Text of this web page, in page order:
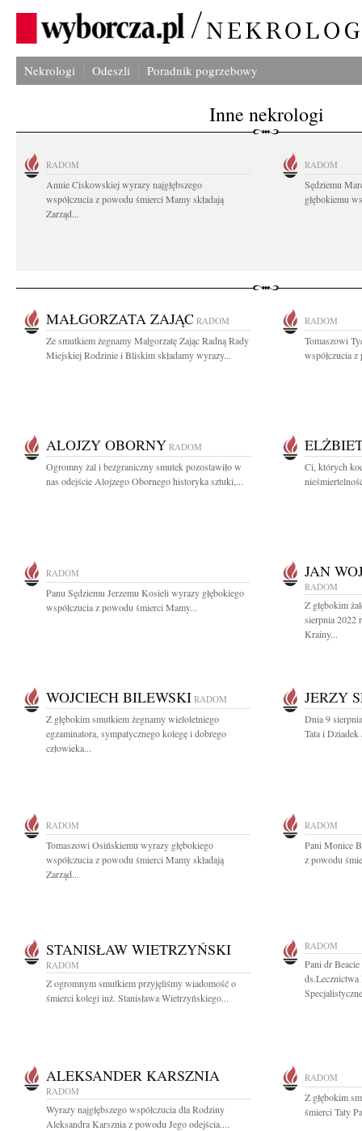
Nekrologi Odeszli Poradnik pogrzebowy
Inne nekrologi
RADOM
Annie Ciskowskiej wyrazy najgłębszego
współczucia z powodu śmierci Mamy składają
Zarząd...
RADOM
Sędziemu
głębokiemu
MAŁGORZATA ZAJĄC RADOM
Ze smutkiem żegnamy Małgorzatę Zając Radną Rady
Miejskiej Rodzinie i Bliskim składamy wyrazy...
RADOM
Tomaszowi
współczucia
ALOJZY OBORNY RADOM
Ogromny żal i bezgraniczny smutek pozostawiło w
nas odejście Alojzego Obornego historyka sztuki,...
Ci, których
RADOM
Panu Sędziemu Jerzemu Kosieli wyrazy głębokiego
współczucia z powodu śmierci Mamy...
JAN
RADOM
Z głębokim
sierpnia 2022
Krainy...
WOJCIECH BILEWSKI RADOM
Z głębokim smutkiem żegnamy wieloletniego
egzaminatora, sympatycznego kolegę i dobrego
człowieka...
JERZY
Dnia 9
Tata i
RADOM
Tomaszowi Osińskiemu wyrazy głębokiego
współczucia z powodu śmierci Mamy składają
Zarząd...
RADOM
Pani Monice
z powodu
STANISŁAW WIETRZYŃSKI
RADOM
Z ogromnym smutkiem przyjęliśmy wiadomość o
śmierci kolegi inż. Stanisława Wietrzyńskiego...
RADOM
Pani dr
ds.Lecznictwa
ALEKSANDER KARSZNIA
RADOM
Wyrazy najgłębszego współczucia dla Rodziny
Aleksandra Karsznia z powodu Jego odejścia....
RADOM
Z głębokim
śmierci Taty